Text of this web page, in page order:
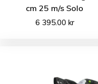
cm 25 m/s Solo
6 395.00 kr